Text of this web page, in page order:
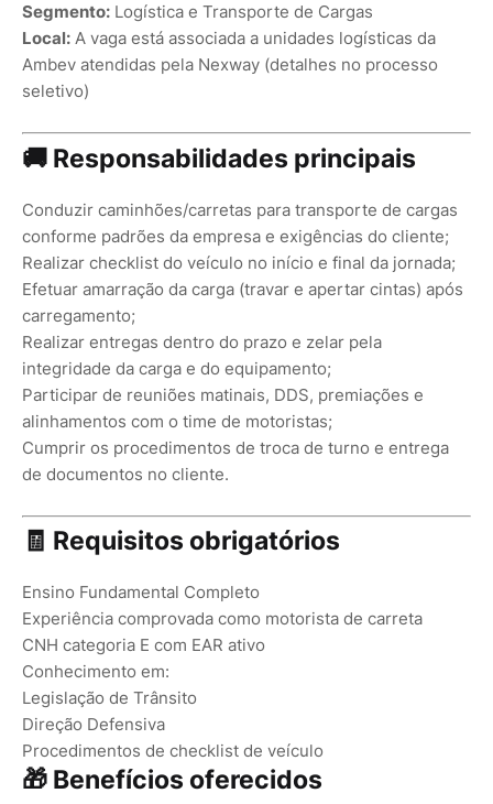
Segmento: Logística e Transporte de Cargas
Local: A vaga está associada a unidades logísticas da
Ambev atendidas pela Nexway (detalhes no processo
seletivo)
🚚 Responsabilidades principais
Conduzir caminhões/carretas para transporte de cargas
conforme padrões da empresa e exigências do cliente;
Realizar checklist do veículo no início e final da jornada;
Efetuar amarração da carga (travar e apertar cintas) após
carregamento;
Realizar entregas dentro do prazo e zelar pela
integridade da carga e do equipamento;
Participar de reuniões matinais, DDS, premiações e
alinhamentos com o time de motoristas;
Cumprir os procedimentos de troca de turno e entrega
de documentos no cliente.
🧾 Requisitos obrigatórios
Ensino Fundamental Completo
Experiência comprovada como motorista de carreta
CNH categoria E com EAR ativo
Conhecimento em:
Legislação de Trânsito
Direção Defensiva
Procedimentos de checklist de veículo
🎁 Benefícios oferecidos